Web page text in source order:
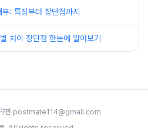
: 특징부터 장단점까지
차이 장단점 한눈에 알아보기
관·postmate114@gmail.com